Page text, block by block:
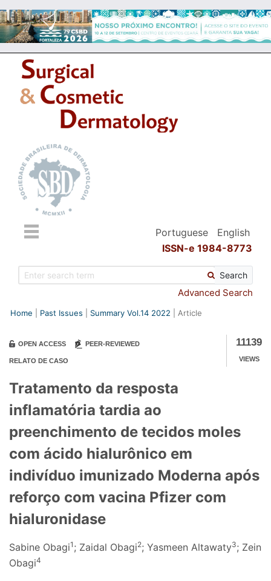
Portuguese
English
ISSN-e 1984-8773
Search
Advanced Search
Home Past Issues Summary Vol.14 2022 Article
11139
VIEWS
OPEN ACCESS PEER-REVIEWED
RELATO DE CASO
Tratamento da resposta
inflamatória tardia ao
preenchimento de tecidos moles
com ácido hialurônico em
indivíduo imunizado Moderna após
reforço com vacina Pfizer com
hialuronidase
Sabine Obagi1 ; Zaidal Obagi2; Yasmeen Altawaty3; Zein
Obagi4